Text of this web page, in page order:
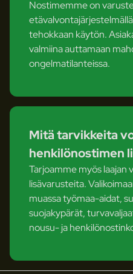
Nostimemme on
tehokkaan käytön.
valmiina auttamaan
ongelmatilanteissa.
Mitä tarvikkeita
henkilönostimen
Tarjoamme myös laajan
lisävarusteita.
muassa työmaa-aidat,
suojakypärät,
nousu- ja